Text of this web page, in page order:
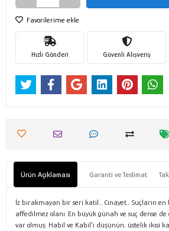
Favorilerime ekle
Hızlı Gönderi Güvenli Alışveriş
Ürün Açıklaması Garanti ve Teslimat
İz bırakmayan bir seri katil... Cinayet... Suçların
affedilmez olanı. En büyük günah ve suç dense
var olmuş. Habil ve Kabil’i düşünün, üstelik ikisi